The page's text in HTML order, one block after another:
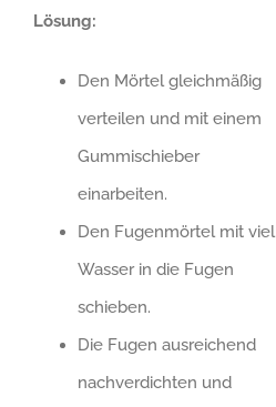
Lösung:
Den Mörtel gleichmäßig
verteilen und mit einem
Gummischieber
einarbeiten.
Den Fugenmörtel mit viel
Wasser in die Fugen
schieben.
Die Fugen ausreichend
nachverdichten und